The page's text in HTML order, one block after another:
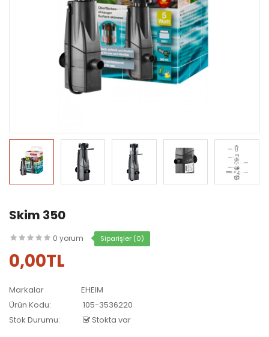
Skim 350
0 yorum Siparişler (0)
0,00TL
Markalar
EHEIM
Ürün Kodu:
105-3536220
Stok Durumu:
Stokta var